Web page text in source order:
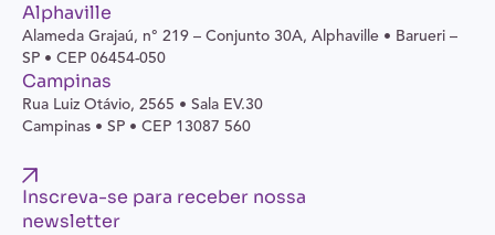
Alphaville
Alameda Grajaú, n° 219 – Conjunto 30A, Alphaville • Barueri –
SP • CEP 06454-050
Campinas
Rua Luiz Otávio, 2565 • Sala EV.30
Campinas • SP • CEP 13087 560
Inscreva-se para receber nossa
newsletter